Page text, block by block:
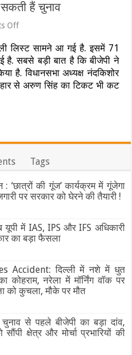
हैं चुनाव
Offon
से
सियासत
तक:
मैथिली
ठाकुर
साथ
से
लड़
चुनाव
लिस्ट सामने आ गई है. इसमें 71
है. सबसे बड़ी बात है कि बीजेपी ने
है. विधानसभा अध्यक्ष नंदकिशोर
से अरुण सिंह का टिकट भी कट
Tags
: ‘छात्रों की गूंज’ कार्यक्रम में गूंजेगा
पर सरकार को घेरने की तैयारी !
में IAS, IPS और IFS अधिकारी
का बड़ा फैसला
Accident: दिल्ली में नशे में धुत
कोहराम, नरेला में मॉर्निंग वॉक पर
को कुचला, मौके पर मौत
से पहले बीजेपी का बड़ा दांव,
क्षेत्र और मोर्चा प्रभारियों की